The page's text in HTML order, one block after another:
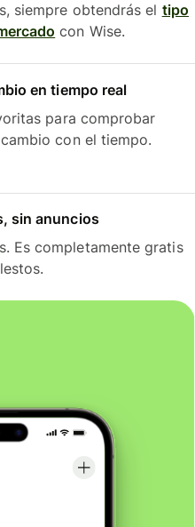
siempre obtendrás el tipo
con Wise.
en tiempo real
para comprobar
con el tiempo.
sin anuncios
Es completamente gratis